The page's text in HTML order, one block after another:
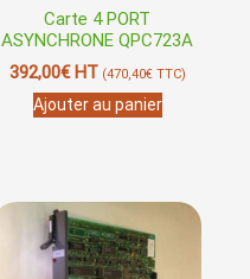
Carte 4 PORT
ASYNCHRONE QPC723A
392,00€HT (470,40€TTC)
Ajouter au panier